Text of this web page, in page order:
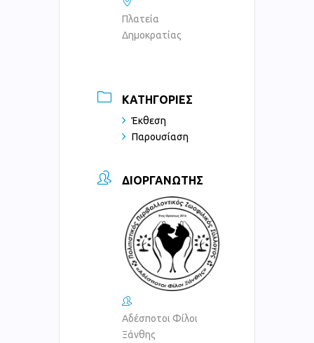
Πλατεία
Δημοκρατίας
ΚΑΤΗΓΟΡΊΕΣ
Έκθεση
Παρουσίαση
ΔΙΟΡΓΑΝΩΤΉΣ
Αδέσποτοι Φίλοι
Ξάνθης